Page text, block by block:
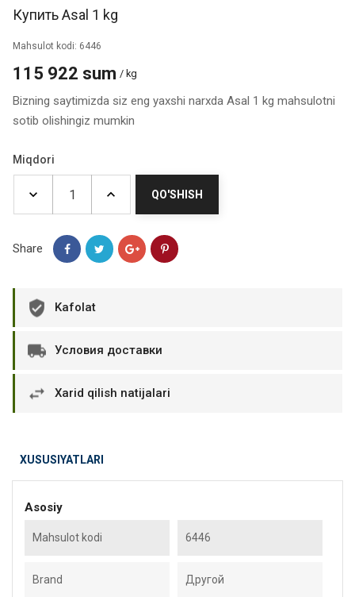
Купить Asal 1 kg
Mahsulot kodi: 6446
115 922 sum / kg
Bizning saytimizda siz eng yaxshi narxda Asal 1 kg mahsulotni
sotib olishingiz mumkin
Miqdori
QO'SHISH
Share
Kafolat
Условия доставки
Xarid qilish natijalari
XUSUSIYATLARI
Asosiy
Mahsulot kodi 6446
Brand Другой